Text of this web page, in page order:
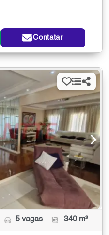
Contatar
5 vagas 340 m²